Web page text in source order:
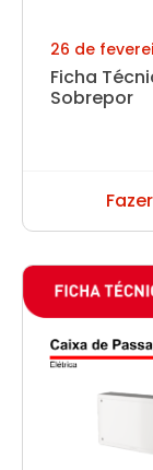
26 de
Ficha
Sobrepor